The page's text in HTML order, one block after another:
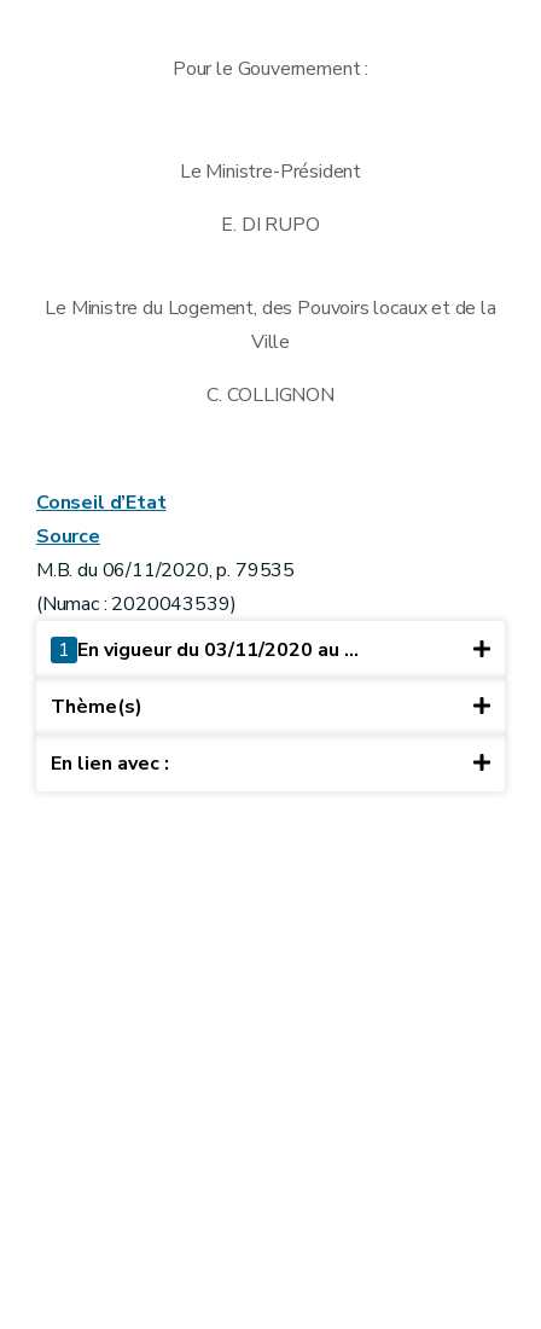
Pour le Gouvernement :
Le Ministre-Président
E. DI RUPO
Le Ministre du Logement, des Pouvoirs locaux et de la
Ville
C. COLLIGNON
Conseil d’Etat
Source
M.B. du 06/11/2020, p. 79535
(Numac : 2020043539)
1 En vigueur du 03/11/2020 au ...
Thème(s)
En lien avec :